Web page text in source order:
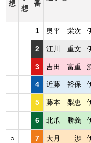
想
想
番
1 奥平 栄次
2 江川 重文
3 吉田 富重
4 近藤 裕保
5 藤本 梨恵
6 北爪 勝義
○ 7 大月 渉